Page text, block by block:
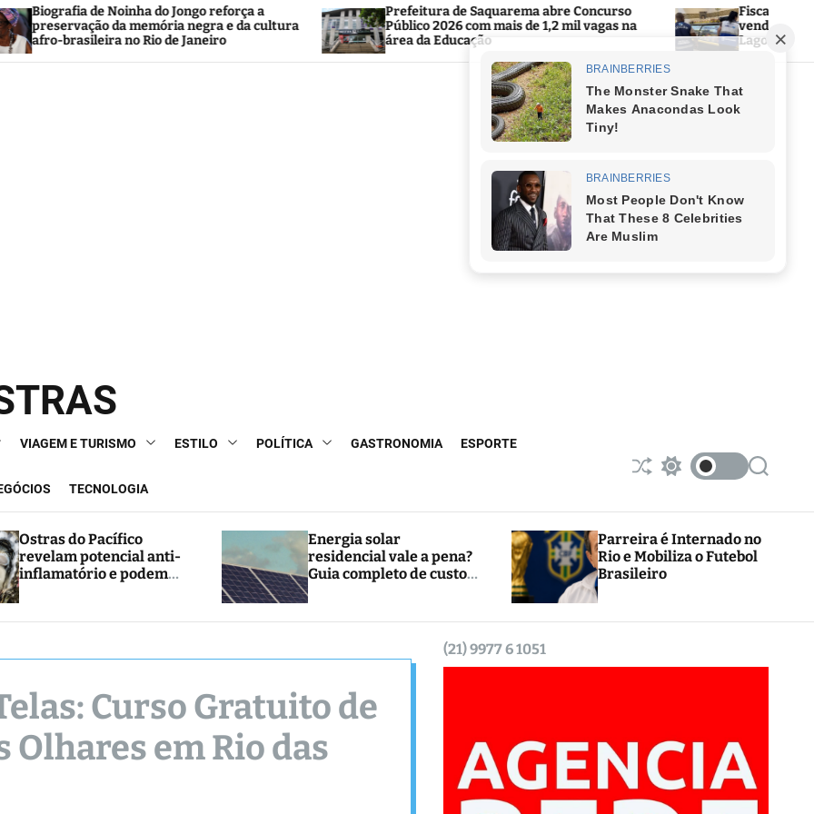
do Jongo reforça a
negra e da cultura
Rio de Janeiro
Prefeitura de Saquarema abre Concurso
Público 2026 com mais de 1,2 mil vagas na
área da Educação
Fiscalização encontra alimentos
venda e expõe falhas graves na
VIAGEM E TURISMO ESTILO POLÍTICA GASTRONOMIA ESPORTE
TECNOLOGIA
S
l
e
S
c
h
c
o
r
S
c
h
Ostras do Pacífico
revelam potencial anti-
inflamatório e podem
abrir caminho para
novos tratamentos
Energia solar
residencial vale a pena?
Guia completo de custos
Parreira é Internado no
Rio e Mobiliza o Futebol
Brasileiro
Curso Gratuito de
Olhares em Rio das
(21) 9977 6 1051